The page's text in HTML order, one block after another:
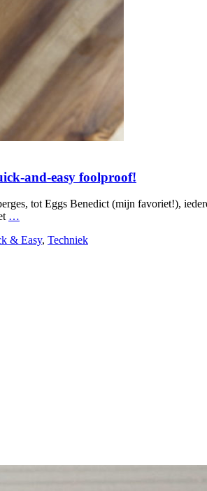
and-easy foolproof!
tot Eggs Benedict (mijn favoriet!),
…
& Easy, Techniek